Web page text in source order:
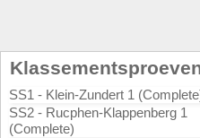
SS1 - Klein-Zundert 1
SS2 - Rucphen-Klappenberg 1
(Complete)